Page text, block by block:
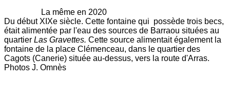
La même en 2020
Du début XIXe siècle. Cette fontaine qui possède trois becs,
était alimentée par l'eau des sources de Barraou situées au
quartier Las Gravettes. Cette source alimentait également la
fontaine de la place Clémenceau, dans le quartier des
Cagots (Canerie) située au-dessus, vers la route d'Arras.
Photos J. Omnès